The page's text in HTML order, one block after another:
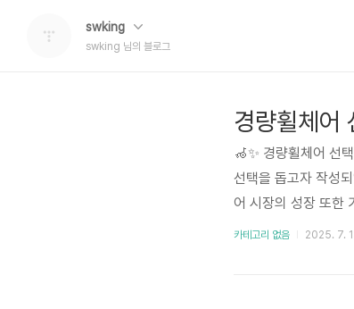
swking
swking 님의 블로그
경량휠체어
🦽✨ 경량휠체어 선
선택을 돕고자 작성
어 시장의 성장 또한
더욱 어려워지고 있
카테고리 없음 2025. 7.